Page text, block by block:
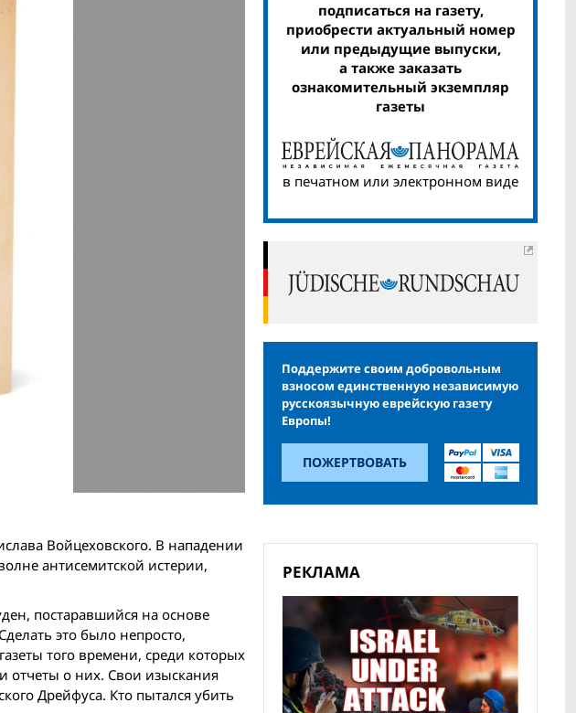
Войцеховского. В нападении
антисемитской истерии,
постаравшийся на основе
это было непросто,
того времени, среди которых
отчеты о них. Свои изыскания
Дрейфуса. Кто пытался убить
подписаться на газету,
приобрести актуальный номер
или предыдущие выпуски,
а также заказать
ознакомительный экземпляр
газеты
в печатном или электронном виде
Поддержите своим добровольным
взносом единственную независимую
русскоязычную еврейскую газету
Европы!
ПОЖЕРТВОВАТЬ
РЕКЛАМА